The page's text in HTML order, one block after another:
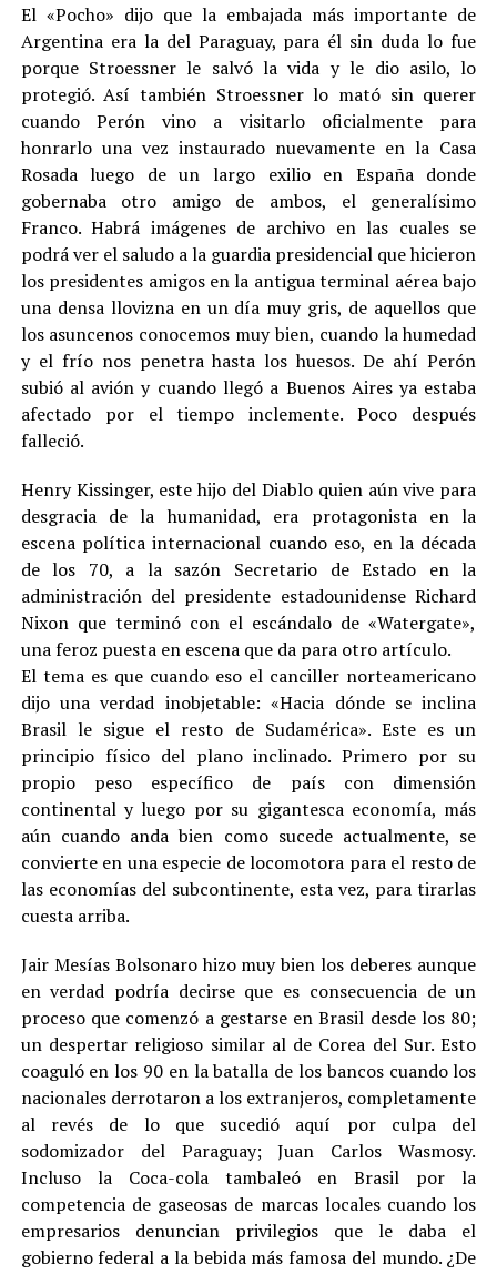
El «Pocho» dijo que la embajada más importante de
Argentina era la del Paraguay, para él sin duda lo fue
porque Stroessner le salvó la vida y le dio asilo, lo
protegió. Así también Stroessner lo mató sin querer
cuando Perón vino a visitarlo oficialmente para
honrarlo una vez instaurado nuevamente en la Casa
Rosada luego de un largo exilio en España donde
gobernaba otro amigo de ambos, el generalísimo
Franco. Habrá imágenes de archivo en las cuales se
podrá ver el saludo a la guardia presidencial que hicieron
los presidentes amigos en la antigua terminal aérea bajo
una densa llovizna en un día muy gris, de aquellos que
los asuncenos conocemos muy bien, cuando la humedad
y el frío nos penetra hasta los huesos. De ahí Perón
subió al avión y cuando llegó a Buenos Aires ya estaba
afectado por el tiempo inclemente. Poco después
falleció.
Henry Kissinger, este hijo del Diablo quien aún vive para
desgracia de la humanidad, era protagonista en la
escena política internacional cuando eso, en la década
de los 70, a la sazón Secretario de Estado en la
administración del presidente estadounidense Richard
Nixon que terminó con el escándalo de «Watergate»,
una feroz puesta en escena que da para otro artículo.
El tema es que cuando eso el canciller norteamericano
dijo una verdad inobjetable: «Hacia dónde se inclina
Brasil le sigue el resto de Sudamérica». Este es un
principio físico del plano inclinado. Primero por su
propio peso específico de país con dimensión
continental y luego por su gigantesca economía, más
aún cuando anda bien como sucede actualmente, se
convierte en una especie de locomotora para el resto de
las economías del subcontinente, esta vez, para tirarlas
cuesta arriba.
Jair Mesías Bolsonaro hizo muy bien los deberes aunque
en verdad podría decirse que es consecuencia de un
proceso que comenzó a gestarse en Brasil desde los 80;
un despertar religioso similar al de Corea del Sur. Esto
coaguló en los 90 en la batalla de los bancos cuando los
nacionales derrotaron a los extranjeros, completamente
al revés de lo que sucedió aquí por culpa del
sodomizador del Paraguay; Juan Carlos Wasmosy.
Incluso la Coca-cola tambaleó en Brasil por la
competencia de gaseosas de marcas locales cuando los
empresarios denuncian privilegios que le daba el
gobierno federal a la bebida más famosa del mundo. ¿De